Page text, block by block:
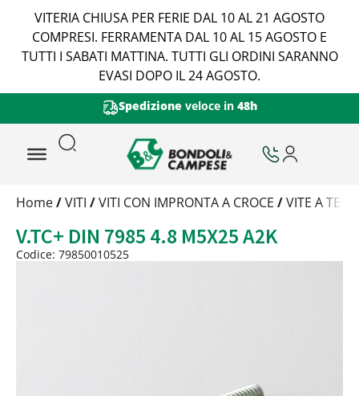
VITERIA CHIUSA PER FERIE DAL 10 AL 21 AGOSTO
COMPRESI. FERRAMENTA DAL 10 AL 15 AGOSTO E
TUTTI I SABATI MATTINA. TUTTI GLI ORDINI SARANNO
EVASI DOPO IL 24 AGOSTO.
Spedizione veloce in 48h
Trattamento
Peso
Quantità
Home/VITI /VITI CON IMPRONTA A CROCE /VITE A
V.TC+ DIN 7985 4.8 M5X25 A2K
Codice: 79850010525